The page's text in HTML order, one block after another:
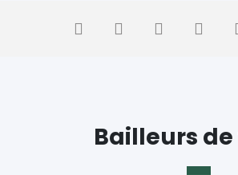
Bailleurs